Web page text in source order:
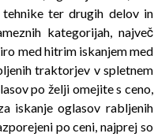
tehnike ter drugih delov in
kategorijah, največ
med hitrim iskanjem med
traktorjev v spletnem
po želji omejite s ceno,
iskanje oglasov rabljenih
po ceni, najprej so